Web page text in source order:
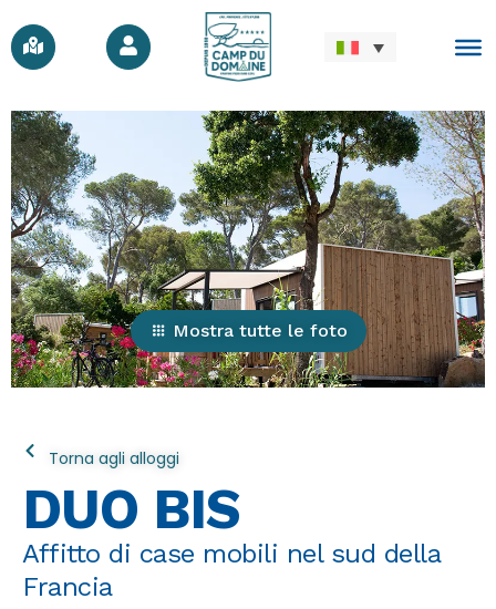
Mostra tutte le foto
Torna agli alloggi
DUO BIS
Affitto di case mobili nel sud della
Francia